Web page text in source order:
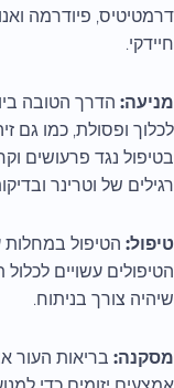
דרמטיטיס, פיודרמה
חיידקי.
מניעה: הדרך הטובה
לכלוך ופסולת, כמו גם
בטיפול נגד פרעושים
רגילים של וטרינר
טיפול: הטיפול במחלות
הטיפולים עשויים לכלול
שיהיה צורך בניתוח.
מסקנה: בריאות העור